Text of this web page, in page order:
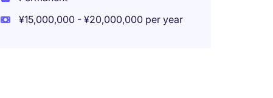
¥15,000,000 - ¥20,000,000 per year